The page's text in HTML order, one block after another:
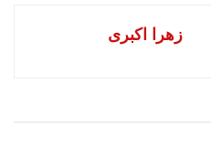
زهرا اکبری